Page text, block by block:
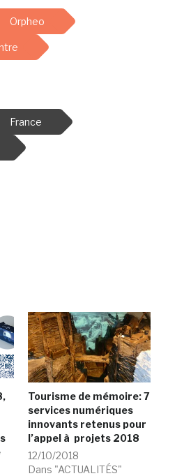
Orpheo
France
Tourisme de mémoire: 7
services numériques
innovants retenus pour
l’appel à projets 2018
12/10/2018
Dans "ACTUALITÉS"